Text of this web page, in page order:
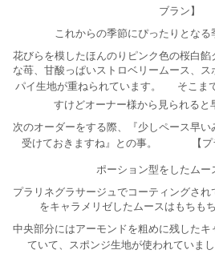
ブラン】
これからの季節にぴったりとなる
花びらを模したほんのりピンク色の桜白
な苺、甘酸っぱいストロベリームース、
パイ生地が重ねられています。
そこま
すけどオーナー様から見られると
次のオーダーをする際、『少しペース早
受けておきますね』との事。
【
ポーション型をしたムー
プラリネグラサージュでコーティングさ
をキャラメリゼしたムースはもちも
中央部分にはアーモンドを粗めに残した
ていて、スポンジ生地が使われていまし